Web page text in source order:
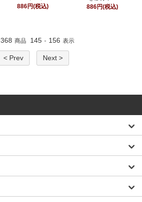
886円(税込)
886円(税込)
368 商品 145 - 156 表示
< Prev Next >